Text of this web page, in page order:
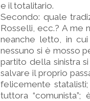
e il totalitario.
Secondo: quale
Rosselli, ecc.? A me
neanche letto, in
nessuno si è mosso
partito della sinistra
salvare il proprio
felicemente
tuttora